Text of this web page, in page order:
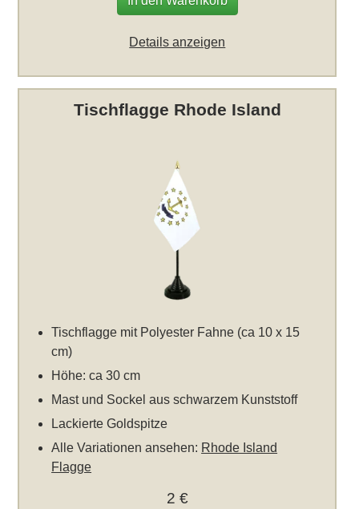
Details anzeigen
Tischflagge Rhode Island
Tischflagge mit Polyester Fahne (ca 10 x 15
cm)
Höhe: ca 30 cm
Mast und Sockel aus schwarzem Kunststoff
Lackierte Goldspitze
Alle Variationen ansehen: Rhode Island
Flagge
2 €